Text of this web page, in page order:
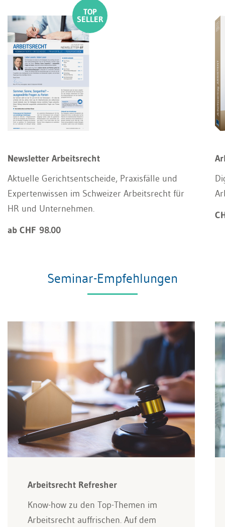
Newsletter Arbeitsrecht
Aktuelle Gerichtsentscheide, Praxisfälle und
Expertenwissen im Schweizer Arbeitsrecht für
HR und Unternehmen.
ab CHF 98.00
Seminar-Empfehlungen
Arbeitsrecht Refresher
Know-how zu den Top-Themen im
Arbeitsrecht auffrischen. Auf dem